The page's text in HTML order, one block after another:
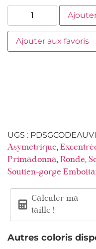
Ajouter aux favoris
UGS :
Asymetrique,
Primadonna, Ronde,
Soutien-gorge
Calculer ma
taille !
Autres coloris